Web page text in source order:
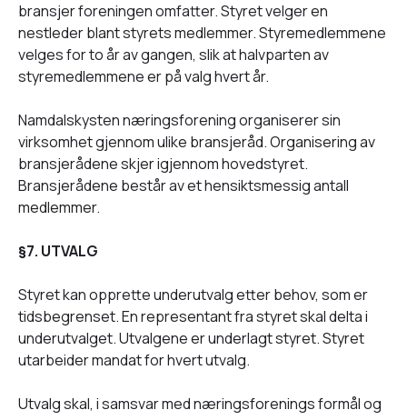
bransjer foreningen omfatter. Styret velger en
nestleder blant styrets medlemmer. Styremedlemmene
velges for to år av gangen, slik at halvparten av
styremedlemmene er på valg hvert år.
Namdalskysten næringsforening organiserer sin
virksomhet gjennom ulike bransjeråd. Organisering av
bransjerådene skjer igjennom hovedstyret.
Bransjerådene består av et hensiktsmessig antall
medlemmer.
§7. UTVALG
Styret kan opprette underutvalg etter behov, som er
tidsbegrenset. En representant fra styret skal delta i
underutvalget. Utvalgene er underlagt styret. Styret
utarbeider mandat for hvert utvalg.
Utvalg skal, i samsvar med næringsforenings formål og